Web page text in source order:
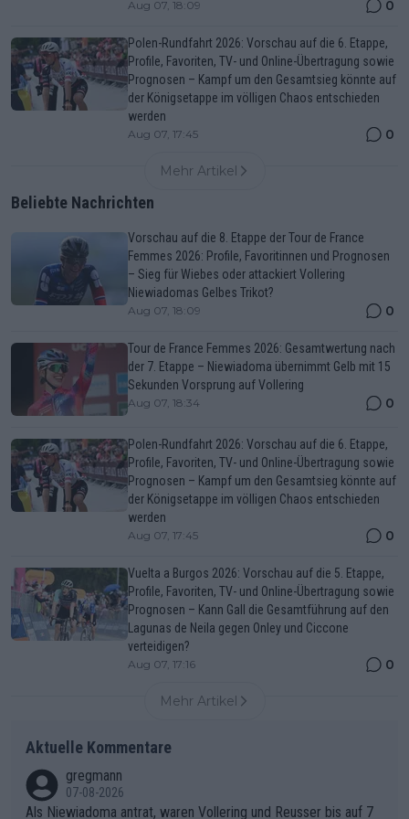
Aug 07, 18:09 0
Polen-Rundfahrt 2026: Vorschau auf die 6. Etappe,
Profile, Favoriten, TV- und Online-Übertragung sowie
Prognosen – Kampf um den Gesamtsieg könnte auf
der Königsetappe im völligen Chaos entschieden
werden
Aug 07, 17:45 0
Mehr Artikel
Beliebte Nachrichten
Vorschau auf die 8. Etappe der Tour de France
Femmes 2026: Profile, Favoritinnen und Prognosen
– Sieg für Wiebes oder attackiert Vollering
Niewiadomas Gelbes Trikot?
Aug 07, 18:09 0
Tour de France Femmes 2026: Gesamtwertung nach
der 7. Etappe – Niewiadoma übernimmt Gelb mit 15
Sekunden Vorsprung auf Vollering
Aug 07, 18:34 0
Polen-Rundfahrt 2026: Vorschau auf die 6. Etappe,
Profile, Favoriten, TV- und Online-Übertragung sowie
Prognosen – Kampf um den Gesamtsieg könnte auf
der Königsetappe im völligen Chaos entschieden
werden
Aug 07, 17:45 0
Vuelta a Burgos 2026: Vorschau auf die 5. Etappe,
Profile, Favoriten, TV- und Online-Übertragung sowie
Prognosen – Kann Gall die Gesamtführung auf den
Lagunas de Neila gegen Onley und Ciccone
verteidigen?
Aug 07, 17:16 0
Mehr Artikel
Aktuelle Kommentare
gregmann
07-08-2026
Als Niewiadoma antrat, waren Vollering und Reusser bis auf 7